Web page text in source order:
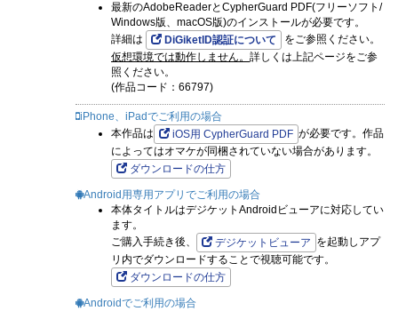
最新のAdobeReaderとCypherGuard PDF(フリーソフト/
Windows版、macOS版)のインストールが必要です。
詳細は
DiGiketID認証について
をご参照ください。
仮想環境では動作しません。 詳しくは上記ページをご参
照ください。
(作品コード：66797)
iPhone、iPadでご利用の場合
本作品は
iOS用 CypherGuard PDF が必要です。作品
によってはオマケが同梱されていない場合があります。
ダウンロードの仕方
Android用専用アプリでご利用の場合
本体タイトルはデジケットAndroidビューアに対応してい
ます。
ご購入手続き後、
デジケットビューア を起動しアプ
リ内でダウンロードすることで視聴可能です。
ダウンロードの仕方
Androidでご利用の場合